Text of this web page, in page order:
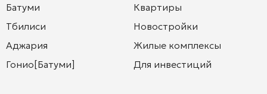
Батуми
Тбилиси
Аджария
Гонио[Батуми]
Квартиры
Новостройки
Жилые комплексы
Для инвестиций